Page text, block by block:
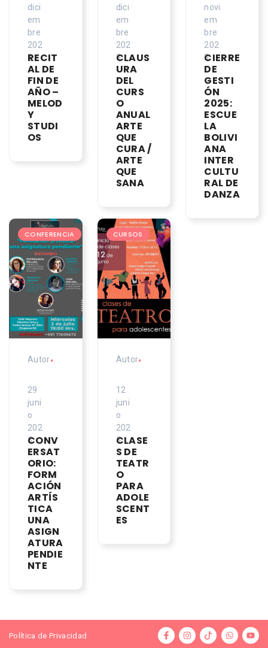
dici
em
bre
202
5
RECIT
AL DE
FIN DE
AÑO –
MELOD
Y
STUDI
OS
dici
em
bre
202
5
CLAUS
URA
DEL
CURS
O
ANUAL
ARTE
QUE
CURA /
ARTE
QUE
SANA
novi
em
bre
202
5
CIERRE
DE
GESTI
ÓN
2025:
ESCUE
LA
BOLIVI
ANA
INTER
CULTU
RAL DE
DANZA
CONFERENCIA
Autor•
29
juni
o
202
5
CONV
ERSAT
ORIO:
FORM
ACIÓN
ARTÍS
TICA
UNA
ASIGN
ATURA
PENDIE
NTE
CURSOS
Autor•
12
juni
o
202
5
CLASE
S DE
TEATR
O
PARA
ADOLE
SCENT
ES
Política de Privacidad